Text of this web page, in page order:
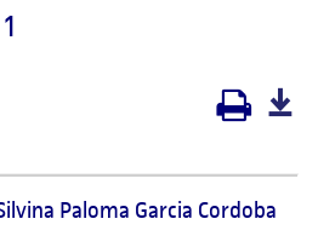
Paloma Garcia Cordoba